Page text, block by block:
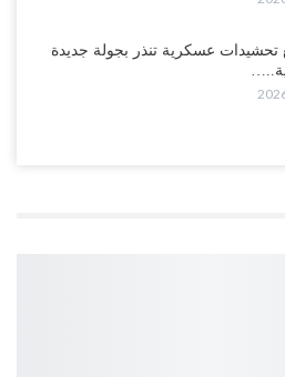
تحشيدات عسكرية تنذر بجولة جديدة